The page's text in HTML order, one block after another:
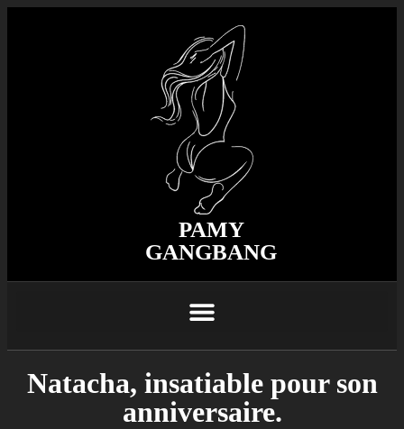
PAMY
GANGBANG
Natacha, insatiable pour son
anniversaire.